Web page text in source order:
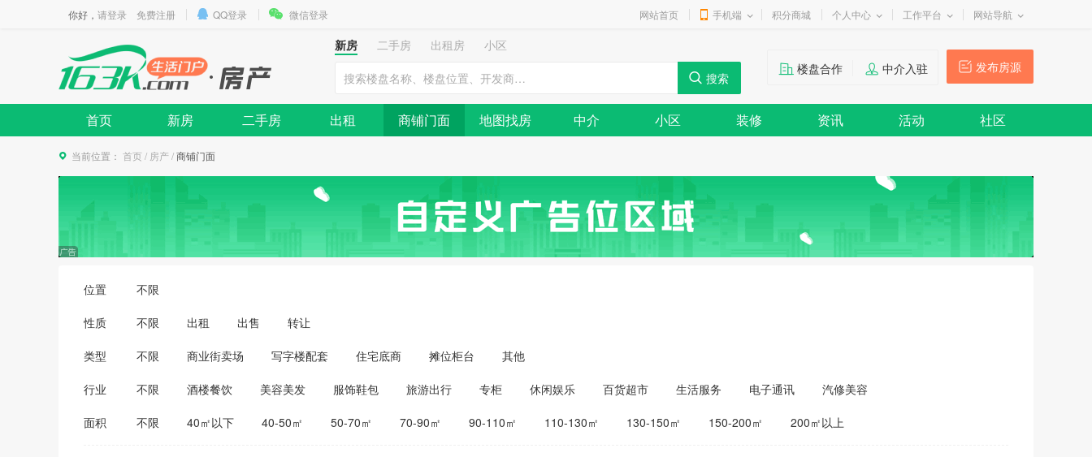
你好， 请登录 免费注册 QQ登录 微信登录 网站首页 手机端 积分商城 个人中心 工作平台 网站导航
新房 二手房 出租房
小区
发布房源
楼盘合作 中介入驻
首页 新房 二手房 出租 商铺门面 地图找房 中介 小区 装修 资讯 活动 社区
当前位置： 首页 / 房产/商铺门面
位置 不限
性质 不限 出租 出售 转让
类型 不限 商业街卖场 写字楼配套 住宅底商 摊位柜台 其他
行业 不限 酒楼餐饮 美容美发 服饰鞋包 旅游出行 专柜 休闲娱乐 百货超市 生活服务 电子通讯
汽修美容
医药保健
家居建材
面积 不限 40㎡以下 40-50㎡ 50-70㎡ 70-90㎡ 90-110㎡ 110-130㎡ 130-150㎡ 150-200㎡ 200㎡以上